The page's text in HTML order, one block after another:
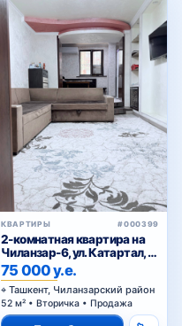
КВАРТИРЫ #000399
2-комнатная квартира на
Чиланзар-6, ул. Катартал, с
мебелью и техникой
75 000 у.е.
Ташкент, Чиланзарский район
52 м² • Вторичка • Продажа
Подробнее